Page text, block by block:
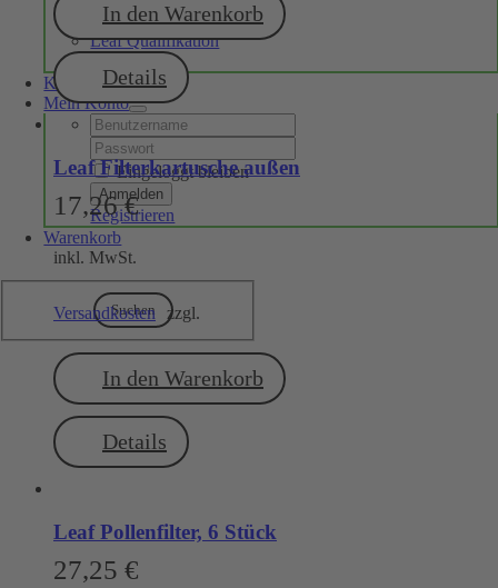
Zubehör
Leaf Qualifikation
Kontakt
Mein Konto
Username:
Password:
Eingeloggt bleiben
Registrieren
Warenkorb
Suchen
In den Warenkorb
Details
Leaf Filterkartusche außen
17,26€
inkl. MwSt.
zzgl.
Versandkosten
In den Warenkorb
Details
Leaf Pollenfilter, 6 Stück
27,25 €